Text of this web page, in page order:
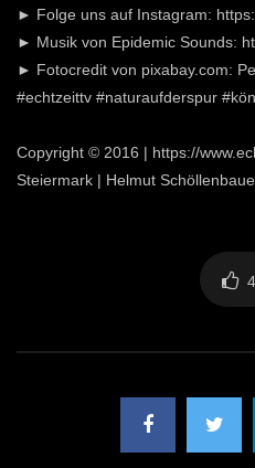
ECHTZEIT-TV
Der Spitzwegerich
ECHTZEIT-TV
Die Schafgarbe
Natur auf der
ECHTZEIT-TV
► Folge uns auf Instagram:
► Musik von Epidemic Sounds:
► Fotocredit von pixabay.com:
#echtzeittv #naturaufderspur
Copyright © 2016 | https://
Steiermark | Helmut